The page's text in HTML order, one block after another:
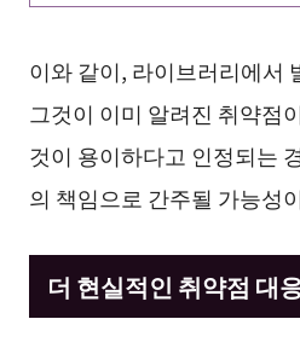
이와 같이, 라이브러리에서
그것이 이미 알려진 취약점
것이 용이하다고 인정되는
의 책임으로 간주될 가능성
더 현실적인 취약점 대